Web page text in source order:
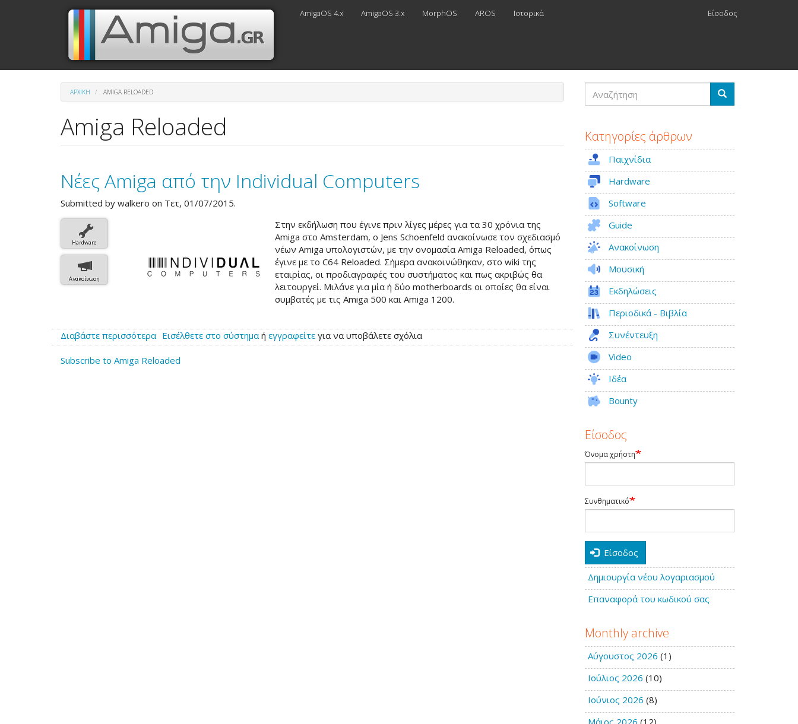
Μενού
λογαριασμού
χρήστη
Είσοδος
Κεντρική
πλοήγηση
AmigaOS 4.x AmigaOS 3.x MorphOS AROS Ιστορικά
ΑΡΧΙΚΉ AMIGA RELOADED
Amiga Reloaded
Νέες Amiga από την Individual Computers
Submitted by walkero on Τετ, 01/07/2015.
Hardware
Ανακοίνωση
Στην εκδήλωση που έγινε πριν λίγες μέρες για τα 30 χρόνια της
Amiga στο Amsterdam, ο Jens Schoenfeld ανακοίνωσε τον σχεδιασμό
νέων Amiga υπολογιστών, με την ονομασία Amiga Reloaded, όπως
έγινε με το C64 Reloaded. Σήμερα ανακοινώθηκαν, στο wiki της
εταιρίας, οι προδιαγραφές του συστήματος και πως ακριβώς θα
λειτουργεί. Μιλάνε για μία ή δύο motherboards οι οποίες θα είναι
συμβατές με τις Amiga 500 και Amiga 1200.
Διαβάστε περισσότεραγια
το
Νέες
Εισέλθετε στο σύστημαή εγγραφείτε για να υποβάλετε σχόλια
Subscribe to Amiga Reloaded
Αναζήτηση
Αναζήτηση
Κατηγορίες άρθρων
Παιχνίδια
Hardware
Software
Guide
Ανακοίνωση
Μουσική
Εκδηλώσεις
Περιοδικά - Βιβλία
Συνέντευξη
Video
Ιδέα
Bounty
Είσοδος
Όνομα χρήστη
Συνθηματικό
Είσοδος
Δημιουργία νέου λογαριασμού
Επαναφορά του κωδικού σας
Monthly archive
Αύγουστος 2026 (1)
Ιούλιος 2026 (10)
Ιούνιος 2026 (8)
Μάιος 2026 (12)